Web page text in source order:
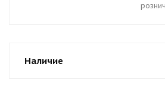
Наличие